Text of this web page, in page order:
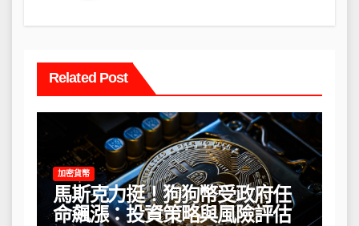
Related Post
加密貨幣
馬斯克力挺！狗狗幣受政府任
命飆漲：投資策略與風險評估